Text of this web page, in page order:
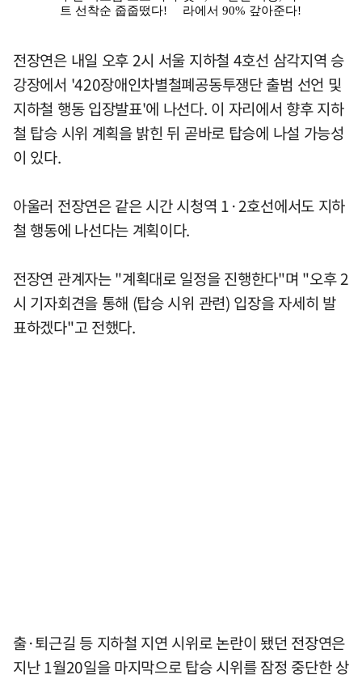
전장연은 내일 오후 2시 서울 지하철 4호선 삼각지역 승
강장에서 '420장애인차별철폐공동투쟁단 출범 선언 및
지하철 행동 입장발표'에 나선다. 이 자리에서 향후 지하
철 탑승 시위 계획을 밝힌 뒤 곧바로 탑승에 나설 가능성
이 있다.
아울러 전장연은 같은 시간 시청역 1·2호선에서도 지하
철 행동에 나선다는 계획이다.
전장연 관계자는 "계획대로 일정을 진행한다"며 "오후 2
시 기자회견을 통해 (탑승 시위 관련) 입장을 자세히 발
표하겠다"고 전했다.
출·퇴근길 등 지하철 지연 시위로 논란이 됐던 전장연은
지난 1월20일을 마지막으로 탑승 시위를 잠정 중단한 상